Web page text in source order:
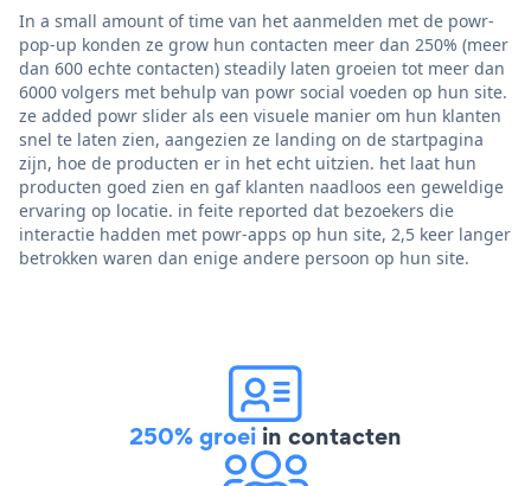
In a small amount of time van het aanmelden met de powr-
pop-up konden ze grow hun contacten meer dan 250% (meer
dan 600 echte contacten) steadily laten groeien tot meer dan
6000 volgers met behulp van powr social voeden op hun site.
ze added powr slider als een visuele manier om hun klanten
snel te laten zien, aangezien ze landing on de startpagina
zijn, hoe de producten er in het echt uitzien. het laat hun
producten goed zien en gaf klanten naadloos een geweldige
ervaring op locatie. in feite reported dat bezoekers die
interactie hadden met powr-apps op hun site, 2,5 keer langer
betrokken waren dan enige andere persoon op hun site.
250% groei in contacten